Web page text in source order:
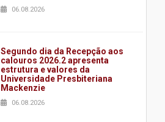
06.08.2026
Segundo dia da Recepção aos
calouros 2026.2 apresenta
estrutura e valores da
Universidade Presbiteriana
Mackenzie
06.08.2026